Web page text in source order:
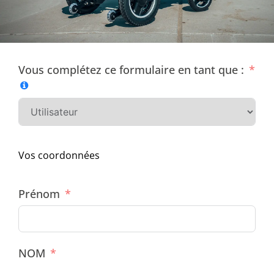
Vous complétez ce formulaire en tant que :
Vos coordonnées
Prénom
NOM